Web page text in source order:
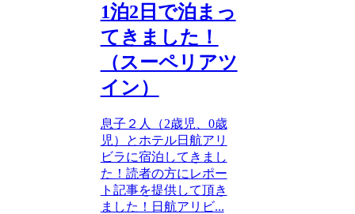
1泊2日で泊まっ
てきました！
（スーペリアツ
イン）
息子２人（2歳児、0歳
児）とホテル日航アリ
ビラに宿泊してきまし
た！読者の方にレポー
ト記事を提供して頂き
ました！日航アリビ...